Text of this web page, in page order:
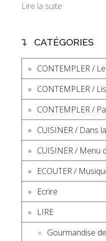
Lire la suite
CATÉGORIES
CONTEMPLER /
CONTEMPLER /
CONTEMPLER /
CUISINER / Dans
CUISINER / Menu
ECOUTER /
Ecrire
LIRE
Gourmandise